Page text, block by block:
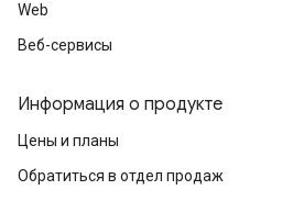
Web
Веб-сервисы
Информация о продукте
Цены и планы
Обратиться в отдел продаж